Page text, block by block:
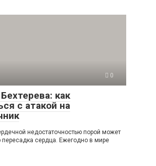
0
как
с атакой на
недостаточностью порой может
пересадка сердца. Ежегодно в мире